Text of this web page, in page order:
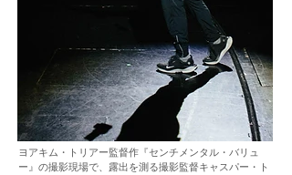
ヨアキム・トリアー監督作『センチメンタル・バリュ
ー』の撮影現場で、露出を測る撮影監督キャスパー・ト